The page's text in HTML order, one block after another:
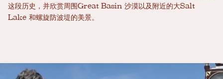
这段历史，并欣赏周围Great Basin 沙漠以及附近的大Salt
Lake 和螺旋防波堤的美景。